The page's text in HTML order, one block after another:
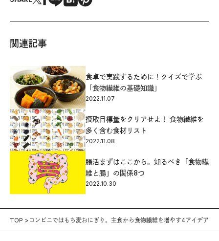
関連記事
食卓で実践するために！クイズで学ぶ
「食物繊維の基礎知識」
2022.11.07
摂取目標量をクリアせよ！ 食物繊維を
多く含む食材リスト
2022.11.08
腸活まずはここから。知るべき「食物繊
維と腸」の関係8つ
2022.10.30
TOP コンビニではもち麦おにぎり。主食から食物繊維を増やす4アイデア